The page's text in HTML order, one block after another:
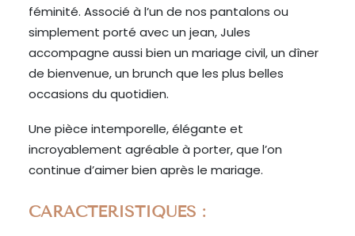
féminité. Associé à l’un de nos pantalons ou
simplement porté avec un jean, Jules
accompagne aussi bien un mariage civil, un dîner
de bienvenue, un brunch que les plus belles
occasions du quotidien.
Une pièce intemporelle, élégante et
incroyablement agréable à porter, que l’on
continue d’aimer bien après le mariage.
CARACTERISTIQUES :